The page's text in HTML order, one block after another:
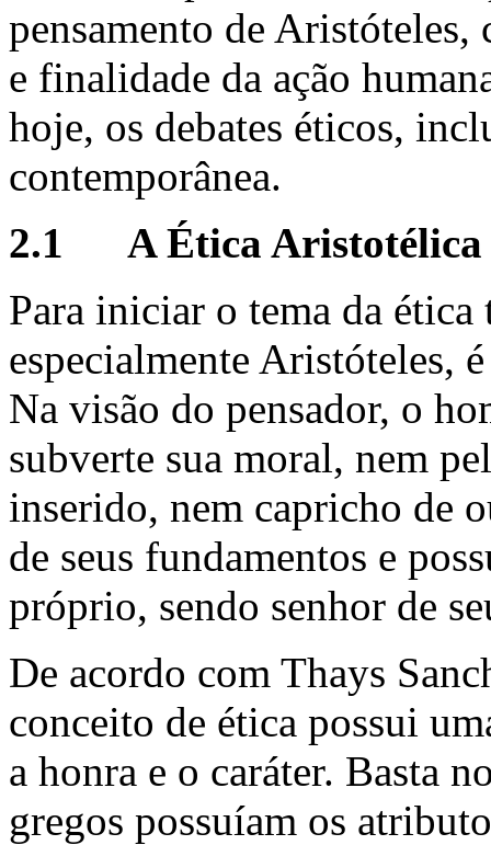
pensamento de
e finalidade da ação
hoje, os debates éticos,
contemporânea.
2.1 A Ética Aristotélica
Para iniciar o tema da
especialmente Aristóteles,
Na visão do pensador, o
subverte sua moral, nem
inserido, nem capricho de
de seus fundamentos e
próprio, sendo senhor de
De acordo com Thays
conceito de ética possui
a honra e o caráter. Basta
gregos possuíam os